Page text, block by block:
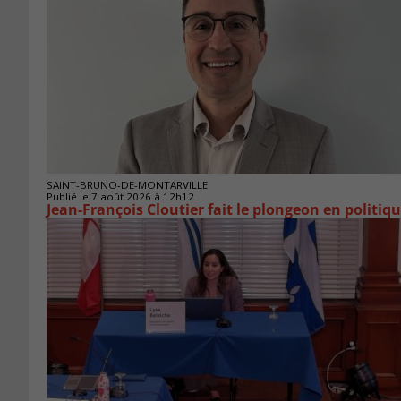
SAINT-BRUNO-DE-MONTARVILLE
Publié le 7 août 2026 à 12h12
Jean-François Cloutier fait le plongeon en